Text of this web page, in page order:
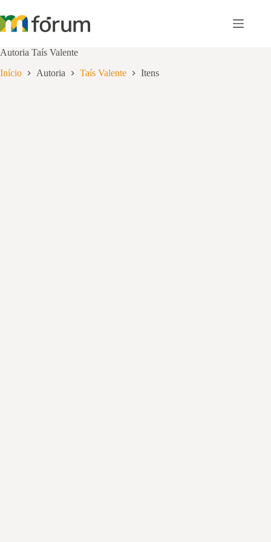
para
o
Autoria Taís Valente
Início Autoria Taís Valente Itens